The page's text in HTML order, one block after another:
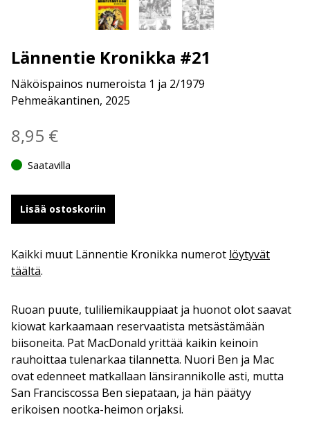
Lännentie Kronikka #21
Näköispainos numeroista 1 ja 2/1979
Pehmeäkantinen, 2025
8,95 €
Saatavilla
Lisää ostoskoriin
Kaikki muut Lännentie Kronikka numerot löytyvät
täältä.
Ruoan puute, tuliliemikauppiaat ja huonot olot saavat
kiowat karkaamaan reservaatista metsästämään
biisoneita. Pat MacDonald yrittää kaikin keinoin
rauhoittaa tulenarkaa tilannetta. Nuori Ben ja Mac
ovat edenneet matkallaan länsirannikolle asti, mutta
San Franciscossa Ben siepataan, ja hän päätyy
erikoisen nootka-heimon orjaksi.